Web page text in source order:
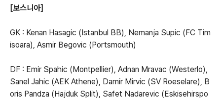
[보스니아]
GK : Kenan Hasagic (Istanbul BB), Nemanja Supic (FC Tim
isoara), Asmir Begovic (Portsmouth)
DF : Emir Spahic (Montpellier), Adnan Mravac (Westerlo),
Sanel Jahic (AEK Athene), Damir Mirvic (SV Roeselare), B
oris Pandza (Hajduk Split), Safet Nadarevic (Eskisehirspo